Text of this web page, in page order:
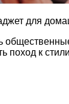
для
к